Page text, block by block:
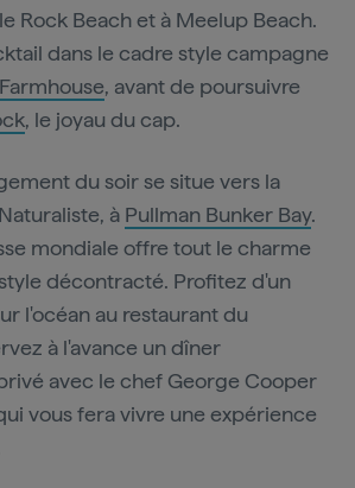
Rock Beach et à Meelup Beach.
dans le cadre style campagne
, avant de poursuivre
, le joyau du cap.
du soir se situe vers la
à Pullman Bunker Bay.
mondiale offre tout le charme
décontracté. Profitez d'un
l'océan au restaurant du
à l'avance un dîner
avec le chef George Cooper
vous fera vivre une expérience